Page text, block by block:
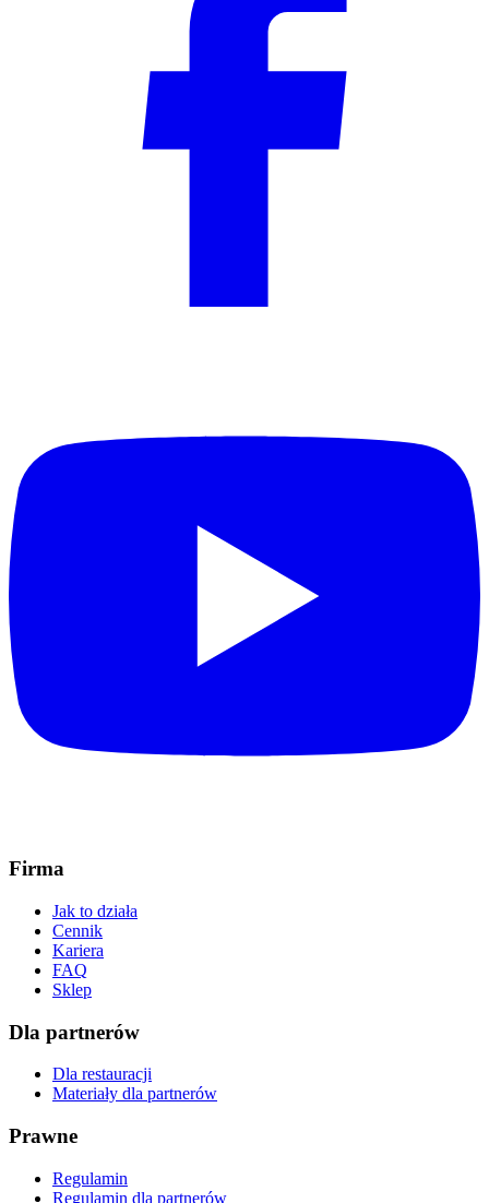
Firma
Jak to działa
Cennik
Kariera
FAQ
Sklep
Dla partnerów
Dla restauracji
Materiały dla partnerów
Prawne
Regulamin
Regulamin dla partnerów